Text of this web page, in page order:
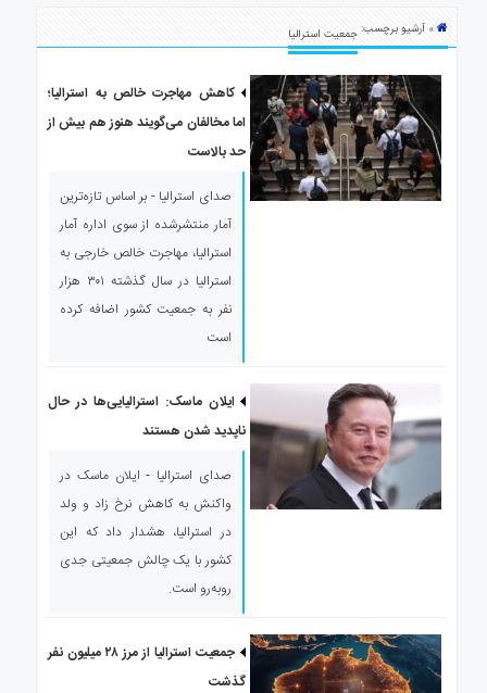
استرالیا
ارتباط
» آرشیو برچسب:جمعیت استرالیا
کاهش مهاجرت خالص به استرالیا؛
اما مخالفان می‌گویند هنوز هم بیش از
حد بالاست
صدای استرالیا - بر اساس تازه‌ترین
آمار منتشرشده از سوی اداره آمار
استرالیا، مهاجرت خالص خارجی به
استرالیا در سال گذشته ۳۰۱ هزار
نفر به جمعیت کشور اضافه کرده
است
ایلان ماسک: استرالیایی‌ها در حال
ناپدید شدن هستند
صدای استرالیا - ایلان ماسک در
واکنش به کاهش نرخ زاد و ولد
در استرالیا، هشدار داد که این
کشور با یک چالش جمعیتی جدی
روبه‌رو است.
جمعیت استرالیا از مرز ۲۸ میلیون نفر
گذشت